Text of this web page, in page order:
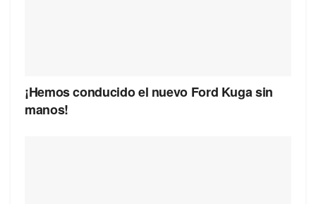
¡Hemos conducido el nuevo Ford Kuga sin
manos!